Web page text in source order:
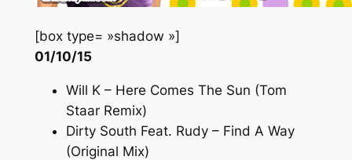
[box type= »shadow »]
01/10/15
Will K – Here Comes The Sun (Tom
Staar Remix)
Dirty South Feat. Rudy – Find A Way
(Original Mix)